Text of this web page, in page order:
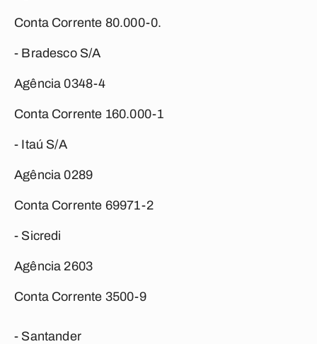
Conta Corrente 80.000-0.
- Bradesco S/A
Agência 0348-4
Conta Corrente 160.000-1
- Itaú S/A
Agência 0289
Conta Corrente 69971-2
- Sicredi
Agência 2603
Conta Corrente 3500-9
- Santander